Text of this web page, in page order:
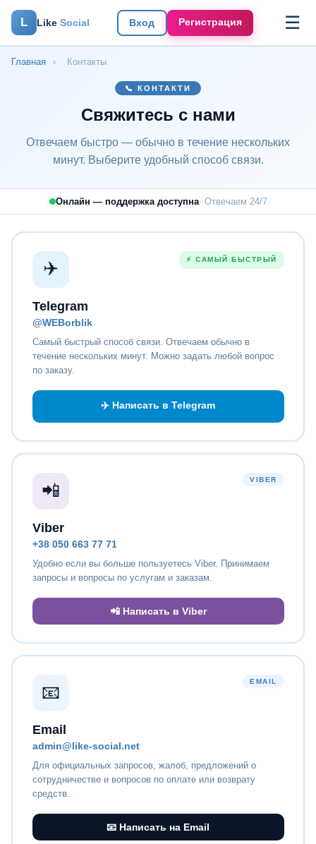
L Like Social Вход Регистрация ☰
Главная › Контакты
📞 КОНТАКТИ
Свяжитесь с нами
Отвечаем быстро — обычно в течение нескольких
минут. Выберите удобный способ связи.
Онлайн — поддержка доступна· Отвечаем 24/7
✈️ ⚡ САМЫЙ БЫСТРЫЙ
Telegram
@WEBorblik
Самый быстрый способ связи. Отвечаем обычно в
течение нескольких минут. Можно задать любой вопрос
по заказу.
✈️ Написать в Telegram
📲
VIBER
Viber
+38 050 663 77 71
Удобно если вы больше пользуетесь Viber. Принимаем
запросы и вопросы по услугам и заказам.
📲 Написать в Viber
📧
EMAIL
Email
admin@like-social.net
Для официальных запросов, жалоб, предложений о
сотрудничестве и вопросов по оплате или возврату
средств.
📧 Написать на Email